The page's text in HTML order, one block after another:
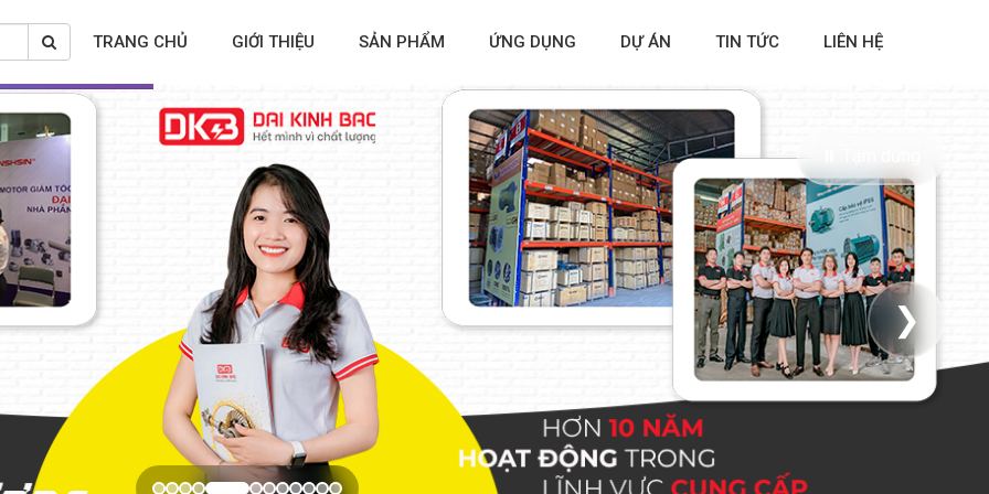
TRANG CHỦ GIỚI THIỆU SẢN PHẨM ỨNG DỤNG DỰ ÁN TIN TỨC LIÊN HỆ
❯